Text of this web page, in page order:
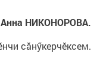
Анна НИКОНОРОВА.
сăнӳкерчӗксем.